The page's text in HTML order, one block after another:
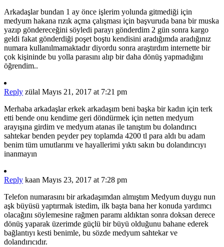
Arkadaşlar bundan 1 ay önce işlerim yolunda gitmediği için
medyum hakana rızık açma çalışması için başvuruda bana bir muska
yazıp göndereceğini söyledi parayı gönderdim 2 gün sonra kargo
geldi fakat gönderdiği poşet boştu kendisini aradığımda aradığınız
numara kullanılmamaktadır diyordu sonra araştırdım internette bir
çok kişininde bu yolla parasını alıp bir daha dönüş yapmadığını
öğrendim..
Reply zülal Mayıs 21, 2017 at 7:21 pm
Merhaba arkadaşlar erkek arkadaşım beni başka bir kadın için terk
etti bende onu kendime geri döndürmek için netten medyum
arayışına girdim ve medyum atanas ile tanıştım bu dolandırıcı
sahtekar benden peyder pey toplamda 4200 tl para aldı bu adam
benim tüm umutlarımı ve hayallerimi yıktı sakın bu dolandırıcıyı
inanmayın
Reply kaan Mayıs 23, 2017 at 7:28 pm
Telefon numarasını bir arkadaşımdan almıştım Medyum duygu nun
aşk büyüsü yaptırmak istedim, ilk başta bana her konuda yardımcı
olacağını söylemesine rağmen paramı aldıktan sonra doksan derece
dönüş yaparak üzerimde güçlü bir büyü olduğunu bahane ederek
bağlantıyı kesti benimle, bu sözde medyum sahtekar ve
dolandırıcıdır.